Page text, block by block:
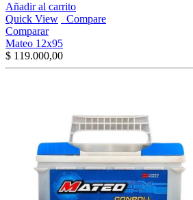
Añadir al carrito
Quick View
Compare
Comparar
Mateo 12x95
$ 119.000,00